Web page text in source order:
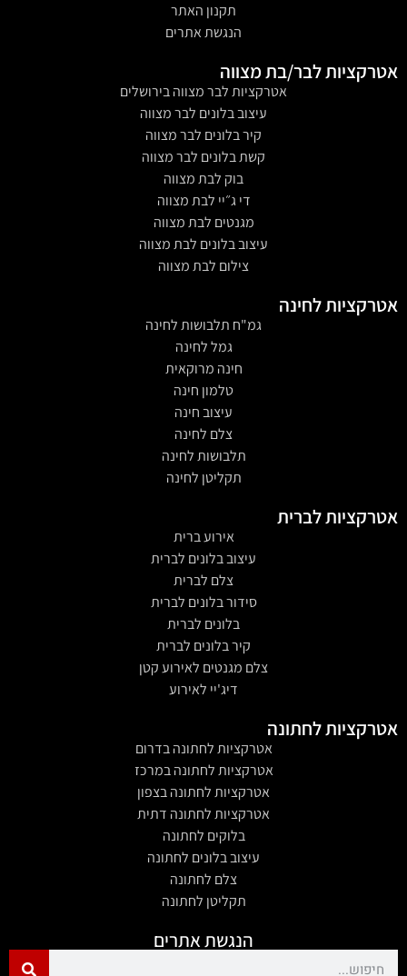
תקנון האתר
הנגשת אתרים
אטרקציות לבר/בת מצווה
אטרקציות לבר מצווה בירושלים
עיצוב בלונים לבר מצווה
קיר בלונים לבר מצווה
קשת בלונים לבר מצווה
בוק לבת מצווה
די ג״יי לבת מצווה
מגנטים לבת מצווה
עיצוב בלונים לבת מצווה
צילום לבת מצווה
אטרקציות לחינה
גמ"ח תלבושות לחינה
גמל לחינה
חינה מרוקאית
טלמון חינה
עיצוב חינה
צלם לחינה
תלבושות לחינה
תקליטן לחינה
אטרקציות לברית
אירוע ברית
עיצוב בלונים לברית
צלם לברית
סידור בלונים לברית
בלונים לברית
קיר בלונים לברית
צלם מגנטים לאירוע קטן
דיג'יי לאירוע
אטרקציות לחתונה
אטרקציות לחתונה בדרום
אטרקציות לחתונה במרכז
אטרקציות לחתונה בצפון
אטרקציות לחתונה דתית
בלוקים לחתונה
עיצוב בלונים לחתונה
צלם לחתונה
תקליטן לחתונה
הנגשת אתרים